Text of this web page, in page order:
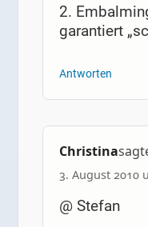
2.
garantiert
Antworten
Christina
3. August 2010
@ Stefan